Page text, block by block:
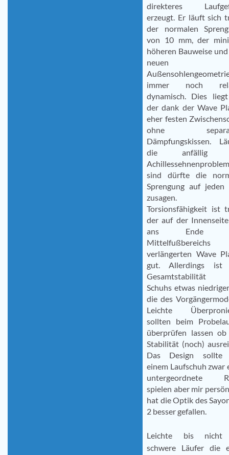
direkteres
erzeugt. Er läuft sich
der normalen
von 10 mm, der
höheren Bauweise
neuen
immer noch
dynamisch. Dies
der dank der Wave
eher festen
ohne
Dämpfungskissen.
die anfällig
sind dürfte die
Sprengung auf jeden
zusagen.
Torsionsfähigkeit ist
der auf der
ans Ende
Mittelfußbereichs
verlängerten Wave
gut. Allerdings ist
Gesamtstabilität
Schuhs etwas
die des
Leichte
sollten beim
überprüfen lassen
Stabilität (noch)
Das Design sollte
einem Laufschuh zwar
untergeordnete
spielen aber mir
hat die Optik des
2 besser gefallen.
Leichte bis nicht
schwere Läufer die